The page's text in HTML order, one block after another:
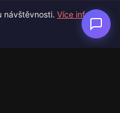
recenze a česko-
her.
návštěvnosti. Více info